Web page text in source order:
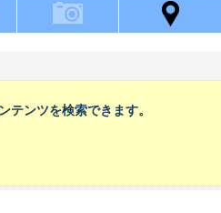
テンツを検索できます。